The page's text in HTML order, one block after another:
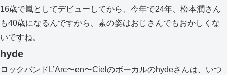
16歳で嵐としてデビューしてから、今年で24年、松本潤さん
も40歳になるんですから、素の姿はおじさんでもおかしくな
いですね。
hyde
ロックバンドL’Arc〜en〜Cielのボーカルのhydeさんは、いつ